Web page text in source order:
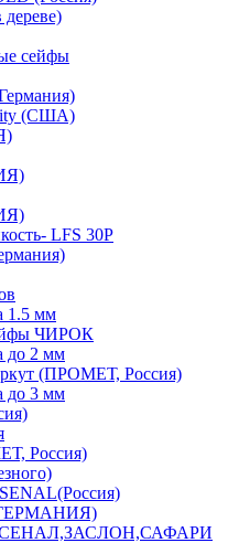
сейфы
(США)
LFS 30P
1.5 мм
ЧИРОК
до 2 мм
(ПРОМЕТ, Россия)
до 3 мм
Россия)